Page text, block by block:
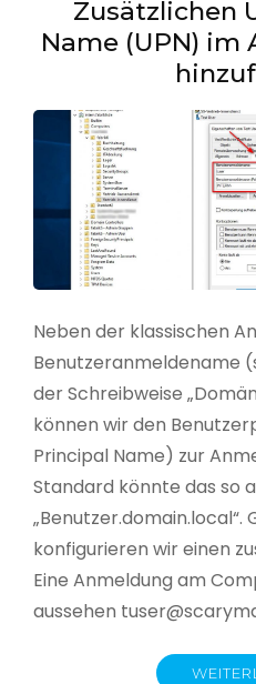
Zusätzlichen
Name (UPN)
Neben der klassischen
Benutzeranmeldename
der Schreibweise
können wir den
Principal Name) zur
Standard könnte das so
„Benutzer.domain.local“.
konfigurieren wir einen
Eine Anmeldung am
aussehen